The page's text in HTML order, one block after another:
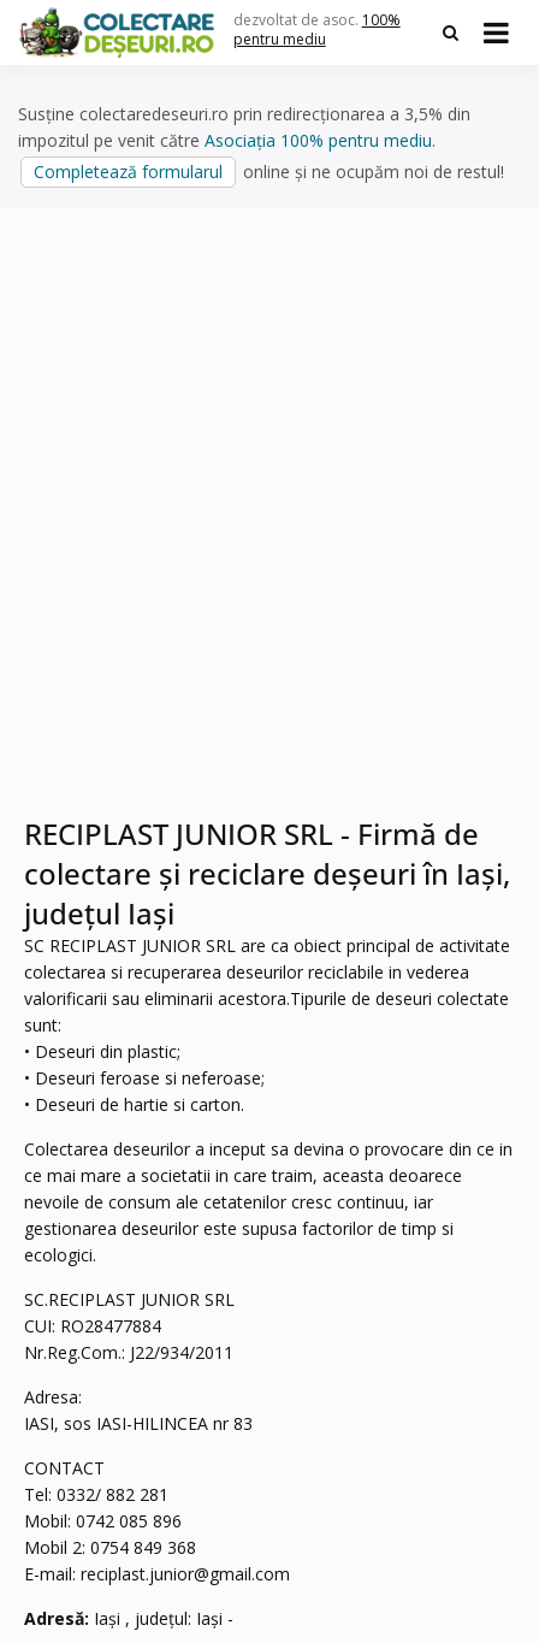
content
dezvoltat de asoc. 100%
pentru mediu
Susține colectaredeseuri.ro prin redirecționarea a 3,5% din
impozitul pe venit către Asociația 100% pentru mediu.
Completează formularul
online și ne ocupăm noi de restul!
RECIPLAST JUNIOR SRL - Firmă de
colectare și reciclare deșeuri în Iași,
județul Iași
SC RECIPLAST JUNIOR SRL are ca obiect principal de activitate
colectarea si recuperarea deseurilor reciclabile in vederea
valorificarii sau eliminarii acestora.Tipurile de deseuri colectate
sunt:
• Deseuri din plastic;
• Deseuri feroase si neferoase;
• Deseuri de hartie si carton.
Colectarea deseurilor a inceput sa devina o provocare din ce in
ce mai mare a societatii in care traim, aceasta deoarece
nevoile de consum ale cetatenilor cresc continuu, iar
gestionarea deseurilor este supusa factorilor de timp si
ecologici.
SC.RECIPLAST JUNIOR SRL
CUI: RO28477884
Nr.Reg.Com.: J22/934/2011
Adresa:
IASI, sos IASI-HILINCEA nr 83
CONTACT
Tel: 0332/ 882 281
Mobil: 0742 085 896
Mobil 2: 0754 849 368
E-mail: reciplast.junior@gmail.com
Adresă: Iași , județul: Iași -